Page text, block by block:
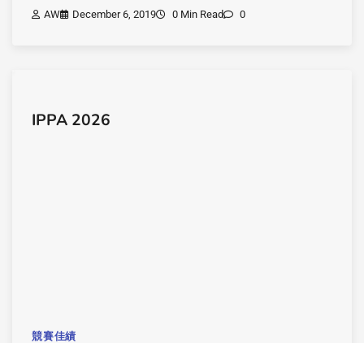
AW December 6, 2019 0 Min Read 0
IPPA 2026
競賽佳績